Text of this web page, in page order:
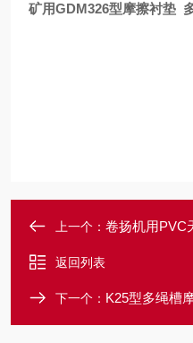
矿用GDM326型摩擦衬垫
上一个： 卷扬机用PVC
返回列表
下一个： K25型多绳槽